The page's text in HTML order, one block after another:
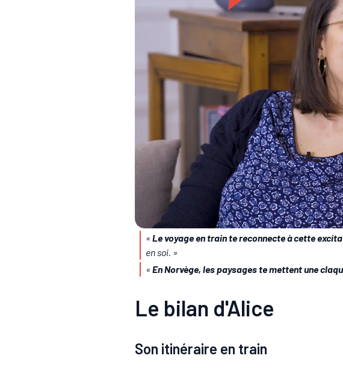
«Le voyage en train te reconnecte à cette
en soi. »
«En Norvège, les paysages te mettent une
Le bilan d'Alice
Son itinéraire en train